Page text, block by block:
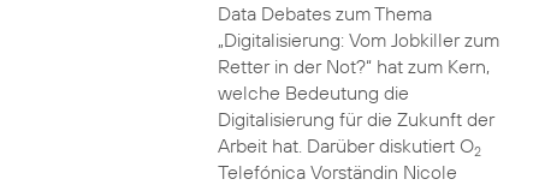
Data Debates zum Thema
„Digitalisierung: Vom Jobkiller zum
Retter in der Not?“ hat zum Kern,
welche Bedeutung die
Digitalisierung für die Zukunft der
Arbeit hat. Darüber diskutiert O2
Telefónica Vorständin Nicole